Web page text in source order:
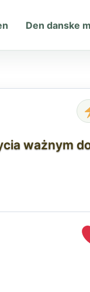
Den danske
ważnym